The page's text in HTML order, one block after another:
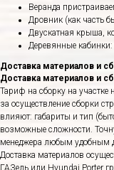
Веранда
Дровник (как часть
Двускатная крыша,
Деревянные кабинки:
Доставка материалов и
Доставка материалов и
Тариф на сборку на участке
за осуществление сборки
влияют: габариты и тип
возможные сложности.
менеджера любым удобным
Доставка материалов
ГАЗель или Hyundai Porter